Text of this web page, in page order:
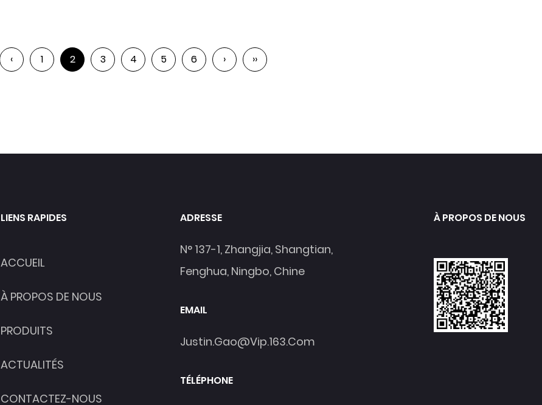
‹ 1 2 3 4 5 6 › ››
LIENS RAPIDES
ACCUEIL
À PROPOS DE NOUS
PRODUITS
ACTUALITÉS
CONTACTEZ-NOUS
ADRESSE
N° 137-1, Zhangjia, Shangtian,
Fenghua, Ningbo, Chine
EMAIL
Justin.gao@vip.163.com
TÉLÉPHONE
À PROPOS DE NOUS